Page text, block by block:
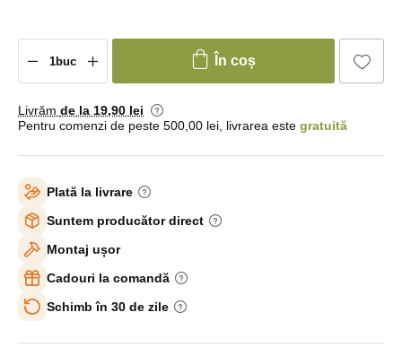
În coș
Livrăm de la 19,90 lei
Pentru comenzi de peste 500,00 lei, livrarea este gratuită
Plată la livrare
Suntem producător direct
Montaj ușor
Cadouri la comandă
Schimb în 30 de zile